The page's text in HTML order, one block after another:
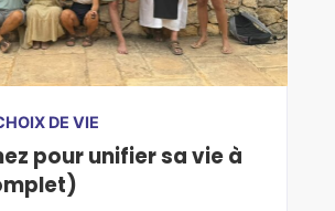
DE VIE
pour unifier sa vie à